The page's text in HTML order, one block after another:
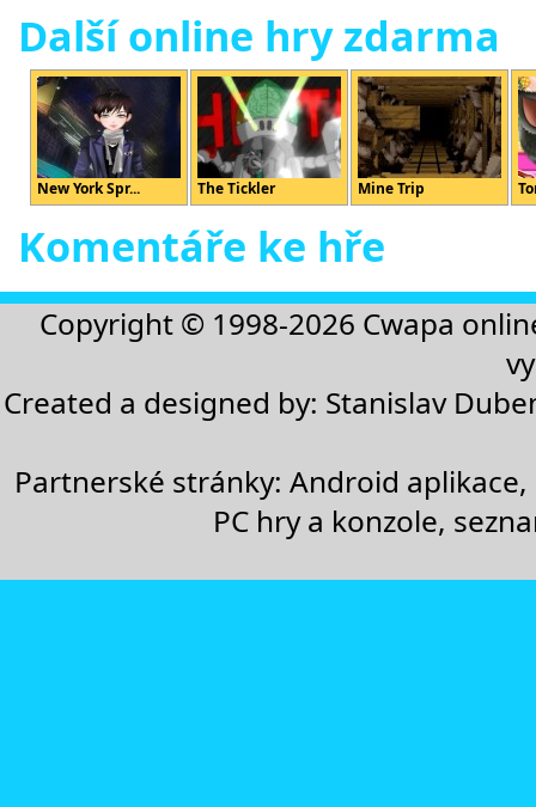
Další online hry zdarma
New York Spr... The Tickler Mine Trip
Komentáře ke hře
Copyright © 1998-2026 Cwapa
Created a designed by: Stanislav
Partnerské stránky:Android aplikace,
PC hry a konzole,